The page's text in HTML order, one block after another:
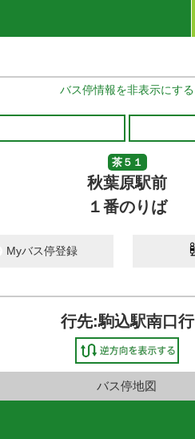
バス停情報を非表示にする
茶５１
秋葉原駅前
１番のりば
Myバス停登録
行先:駒込駅南口行
バス停地図